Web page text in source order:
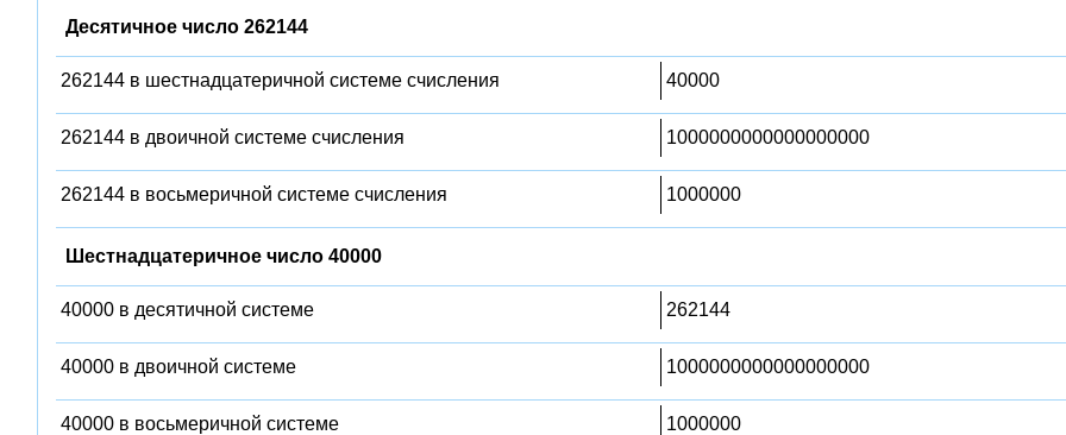
Десятичное число 262144
262144 в шестнадцатеричной системе счисления 40000
262144 в двоичной системе счисления 1000000000000000000
262144 в восьмеричной системе счисления 1000000
Шестнадцатеричное число 40000
40000 в десятичной системе 262144
40000 в двоичной системе 1000000000000000000
40000 в восьмеричной системе 1000000